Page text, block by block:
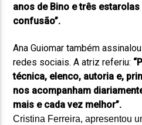
anos de Bino e três
confusão”.
Ana Guiomar também
redes sociais. A atriz referiu:
técnica, elenco, autoria e,
nos acompanham
mais e cada vez melhor”.
Cristina Ferreira, apresentou